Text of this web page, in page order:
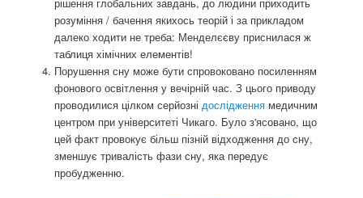
розуміння / бачення якихось теорій і за прикладом
далеко ходити не треба: Менделєєву приснилася ж
таблиця хімічних елементів!
Порушення сну може бути спровоковано посиленням
фонового освітлення у вечірній час. З цього приводу
проводилися цілком серйозні дослідження медичним
центром при університеті Чикаго. Було з'ясовано, що
цей факт провокує більш пізній відходження до сну,
зменшує тривалість фази сну, яка передує
пробудженню.